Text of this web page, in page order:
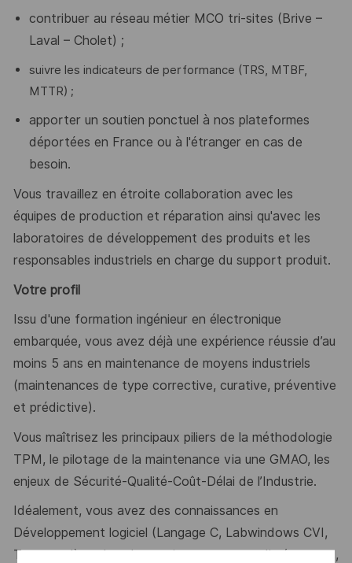
contribuer au réseau métier MCO tri-sites (Brive –
Laval – Cholet) ;
suivre les indicateurs de performance (TRS, MTBF,
MTTR) ;
apporter un soutien ponctuel à nos plateformes
déportées en France ou à l'étranger en cas de
besoin.
Vous travaillez en étroite collaboration avec les
équipes de production et réparation ainsi qu'avec les
laboratoires de développement des produits et les
responsables industriels en charge du support produit.
Votre profil
Issu d'une formation ingénieur en électronique
embarquée, vous avez déjà une expérience réussie d’au
moins 5 ans en maintenance de moyens industriels
(maintenances de type corrective, curative, préventive
et prédictive).
Vous maîtrisez les principaux piliers de la méthodologie
TPM, le pilotage de la maintenance via une GMAO, les
enjeux de Sécurité-Qualité-Coût-Délai de l’Industrie.
Idéalement, vous avez des connaissances en
Développement logiciel (Langage C, Labwindows CVI,
Teststand) et dans les environnements radio (mesures,